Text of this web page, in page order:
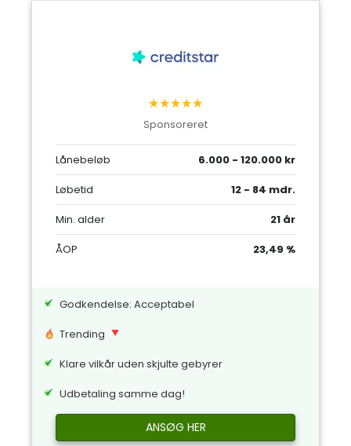
★★★★★
Sponsoreret
Lånebeløb
6.000 - 120.000 kr
Løbetid
12 - 84 mdr.
Min. alder
21 år
ÅOP
23,49 %
Godkendelse: Acceptabel
Trending
Klare vilkår uden skjulte gebyrer
Udbetaling samme dag!
ANSØG HER